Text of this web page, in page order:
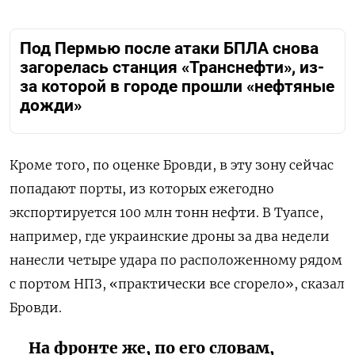
Под Пермью после атаки БПЛА снова
загорелась станция «Транснефти», из-
за которой в городе прошли «нефтяные
дожди»
Кроме того, по оценке Бровди, в эту зону сейчас
попадают порты, из которых ежегодно
экспортируется 100 млн тонн нефти. В Туапсе,
например, где украинские дроны за два недели
нанесли четыре удара по расположенному рядом
с портом НПЗ, «практически все сгорело», сказал
Бровди.
На фронте же, по его словам,